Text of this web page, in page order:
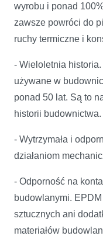
wyrobu i ponad
zawsze powróci do
ruchy termiczne i
- Wieloletnia
używane w
ponad 50 lat. Są to
historii budownictwa.
- Wytrzymała i
działaniom
- Odporność na
budowlanymi.
sztucznych ani
materiałów